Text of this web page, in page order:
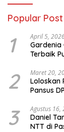
Popular Post
1 April 5,
Gardenia
Terbaik
2 Maret 20,
Loloskan
Pansus
3 Agustus 16,
Daniel
NTT di